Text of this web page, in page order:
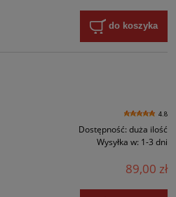
do koszyka
4.8
Dostępność: duża ilość
Wysyłka w: 1-3 dni
89,00 zł